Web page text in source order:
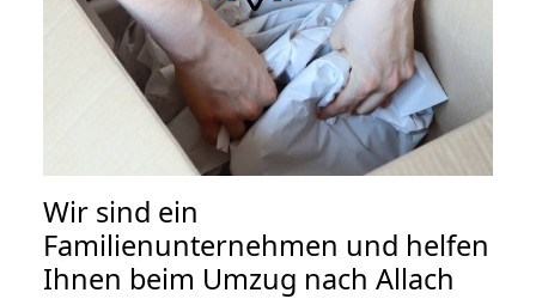
Wir sind ein
Familienunternehmen und helfen
Ihnen beim Umzug nach Allach